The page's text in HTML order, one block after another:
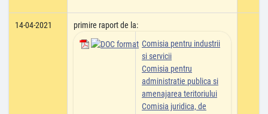
14-04-2021
primire raport de la:
Comisia pentru industrii
si servicii
Comisia pentru
administratie publica si
amenajarea teritoriului
Comisia juridica, de